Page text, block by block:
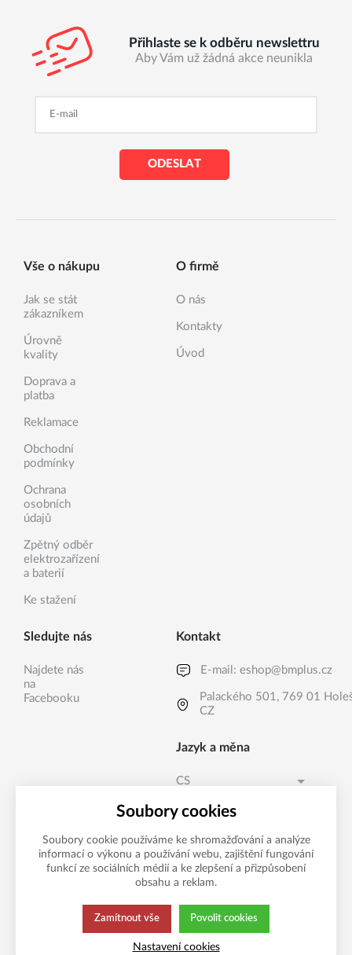
Přihlaste se k odběru newslettru
Aby Vám už žádná akce neunikla
ODESLAT
Vše o nákupu
Jak se stát
zákazníkem
Úrovně
kvality
Doprava a
platba
Reklamace
Obchodní
podmínky
Ochrana
osobních
údajů
Zpětný odběr
elektrozařízení
a baterií
Ke stažení
O firmě
O nás
Kontakty
Úvod
Sledujte nás
Najdete nás
na
Facebooku
Kontakt
E-mail:eshop@bmplus.cz
Palackého 501, 769 01
CZ
Jazyk a měna
CS
CS
SK
Česká koruna CZK (Kč)
Česká koruna CZK (Kč)
EURO EUR (EUR)
Možnosti platby
Tato stránka používá soubory cookies.
Soubory cookies
Soubory cookie používáme ke shromažďování a analýze
informací o výkonu a používání webu, zajištění fungování
funkcí ze sociálních médií a ke zlepšení a přizpůsobení
obsahu a reklam.
Zamítnout vše Povolit cookies
Nastavení cookies